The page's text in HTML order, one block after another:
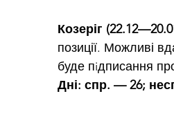
Козеріг
позиції. Можливі
буде пiдписання
Дні: спр. — 26;